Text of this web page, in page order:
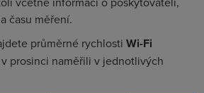
času měření.
průměrné rychlosti Wi-Fi
prosinci naměřili v jednotlivých